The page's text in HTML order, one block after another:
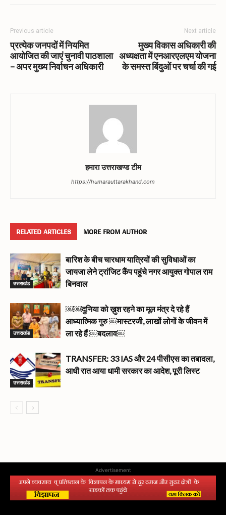
Previous article
प्रत्येक जनपदों में नियमित
आयोजित की जाएं चुनावी पाठशाला
– अपर मुख्य निर्वाचन अधिकारी
Next article
मुख्य विकास अधिकारी की
अध्यक्षता में एनआरएलएम योजना
के समस्त बिंदुओं पर चर्चा की गई
हमारा उत्तराखण्ड टीम
https://humarauttarakhand.com
RELATED ARTICLES MORE FROM AUTHOR
उत्तराखंड
बारिश के बीच चारधाम यात्रियों की सुविधाओं का
जायजा लेने ट्रांजिट कैंप पहुंचे नगर आयुक्त गोपाल राम
बिनवाल
उत्तराखंड
￼￼दुनिया को ख़ुश रहने का मूल मंत्र दे रहे हैं
आध्यात्मिक गुरु ￼मास्टरजी, लाखों लोगों के जीवन में
ला रहे हैं ￼बदलाव￼
उत्तराखंड
TRANSFER: 33 IAS और 24 पीसीएस का तबादला,
आधी रात आया धामी सरकार का आदेश, पूरी लिस्ट
Advertisement